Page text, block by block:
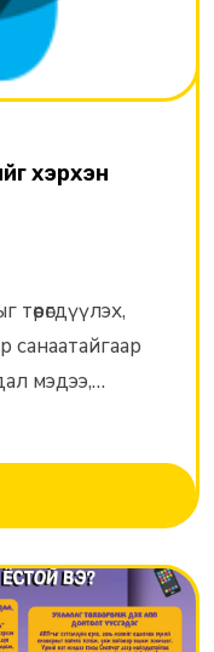
хэрхэн
санаатайгаар
мэдээ,
Мөн үнэн зөв
буруу
мэдээллийн